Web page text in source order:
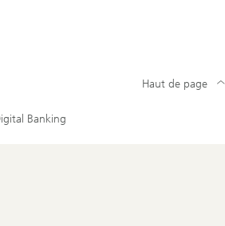
Banking
Haut de page